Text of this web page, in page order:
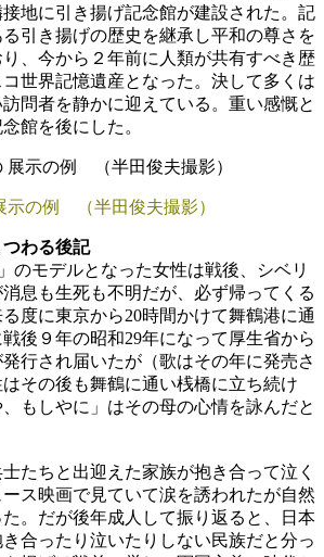
地に引き揚げ記念館が建設された。記
引き揚げの歴史を継承し平和の尊さを
、今から２年前に人類が共有すべき歴
世界記憶遺産となった。決して多くは
問者を静かに迎えている。重い感慨と
館を後にした。
示の例 （半田俊夫撮影）
わる後記
のモデルとなった女性は戦後、シベリ
息も生死も不明だが、必ず帰ってくる
度に東京から20時間かけて舞鶴港に通
後９年の昭和29年になって厚生省から
行され届いたが（歌はその年に発売さ
その後も舞鶴に通い桟橋に立ち続け
もしやに」はその母の心情を詠んだと
たちと出迎えた家族が抱き合って泣く
ス映画で見ていて涙を誘われたが自然
。だが後年成人して振り返ると、日本
合ったり泣いたりしない民族だと分っ